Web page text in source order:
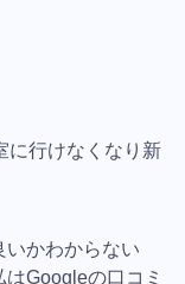
に行けなくなり新
いかわからない
Googleの口コミ